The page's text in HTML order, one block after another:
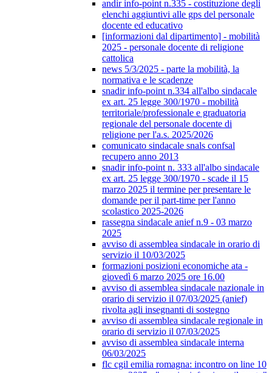
andir info-point n.335 - costituzione degli
elenchi aggiuntivi alle gps del personale
docente ed educativo
[informazioni dal dipartimento] - mobilità
2025 - personale docente di religione
cattolica
news 5/3/2025 - parte la mobilità, la
normativa e le scadenze
snadir info-point n.334 all'albo sindacale
ex art. 25 legge 300/1970 - mobilità
territoriale/professionale e graduatoria
regionale del personale docente di
religione per l'a.s. 2025/2026
comunicato sindacale snals confsal
recupero anno 2013
snadir info-point n. 333 all'albo sindacale
ex art. 25 legge 300/1970 - scade il 15
marzo 2025 il termine per presentare le
domande per il part-time per l'anno
scolastico 2025-2026
rassegna sindacale anief n.9 - 03 marzo
2025
avviso di assemblea sindacale in orario di
servizio il 10/03/2025
formazioni posizioni economiche ata -
giovedì 6 marzo 2025 ore 16.00
avviso di assemblea sindacale nazionale in
orario di servizio il 07/03/2025 (anief)
rivolta agli insegnanti di sostegno
avviso di assemblea sindacale regionale in
orario di servizio il 07/03/2025
avviso di assemblea sindacale interna
06/03/2025
flc cgil emilia romagna: incontro on line 10